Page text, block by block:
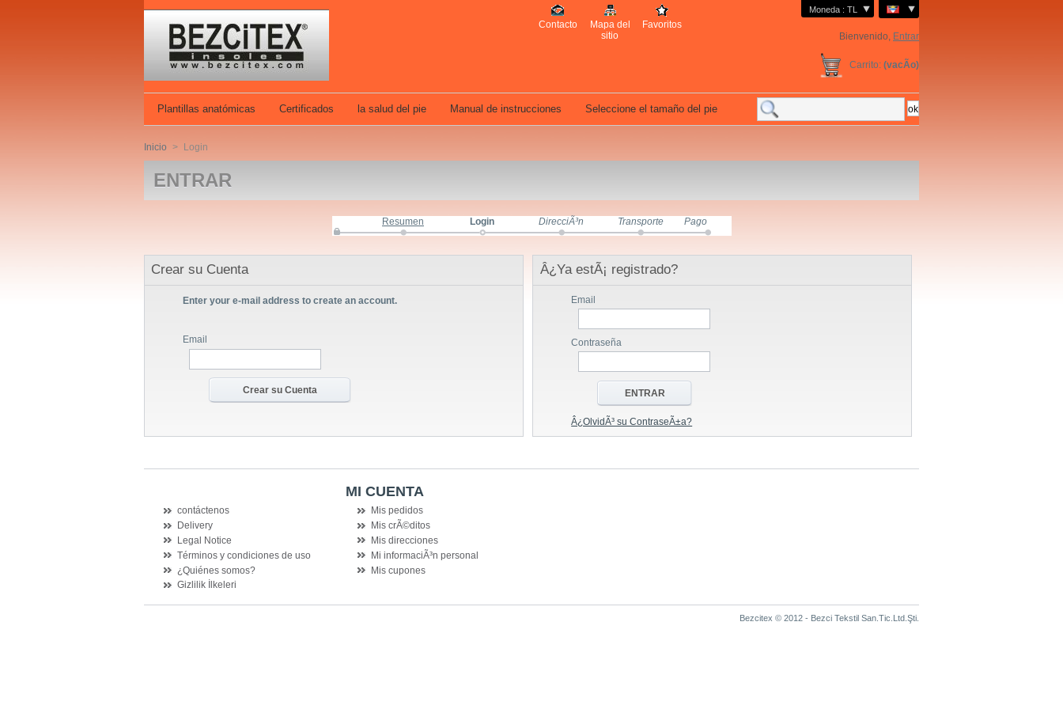
Moneda : TL
Contacto
Mapa del
sitio
Favoritos
Bienvenido, Entrar
Carrito: (vacÃ­o)
Plantillas anatómicas Certificados la salud del pie Manual de instrucciones Seleccione el tamaño del pie
Inicio > Login
ENTRAR
Resumen Login DirecciÃ³n Transporte Pago
Crear su Cuenta
Enter your e-mail address to create an account.
Email
Â¿Ya estÃ¡ registrado?
Email
Contraseña
Â¿OlvidÃ³ su ContraseÃ±a?
contáctenos
Delivery
Legal Notice
Términos y condiciones de uso
¿Quiénes somos?
Gizlilik İlkeleri
MI CUENTA
Mis pedidos
Mis crÃ©ditos
Mis direcciones
Mi informaciÃ³n personal
Mis cupones
Bezcitex © 2012 - Bezci Tekstil San.Tic.Ltd.Şti.